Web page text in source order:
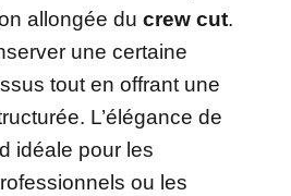
allongée du crew cut.
une certaine
tout en offrant une
L’élégance de
idéale pour les
ou les